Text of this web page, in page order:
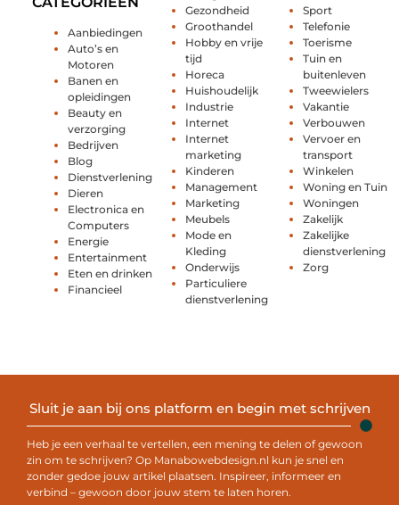
Aanbiedingen
Auto’s en
Motoren
Banen en
opleidingen
Beauty en
verzorging
Bedrijven
Blog
Dienstverlening
Dieren
Electronica en
Computers
Energie
Entertainment
Eten en drinken
Financieel
Gezondheid
Groothandel
Hobby en vrije
tijd
Horeca
Huishoudelijk
Industrie
Internet
Internet
marketing
Kinderen
Management
Marketing
Meubels
Mode en
Kleding
Onderwijs
Particuliere
dienstverlening
Sport
Telefonie
Toerisme
Tuin en
buitenleven
Tweewielers
Vakantie
Verbouwen
Vervoer en
transport
Winkelen
Woning en Tuin
Woningen
Zakelijk
Zakelijke
dienstverlening
Zorg
Sluit je aan bij ons platform en begin met schrijven
Heb je een verhaal te vertellen, een mening te delen of gewoon
zin om te schrijven? Op Manabowebdesign.nl kun je snel en
zonder gedoe jouw artikel plaatsen. Inspireer, informeer en
verbind – gewoon door jouw stem te laten horen.